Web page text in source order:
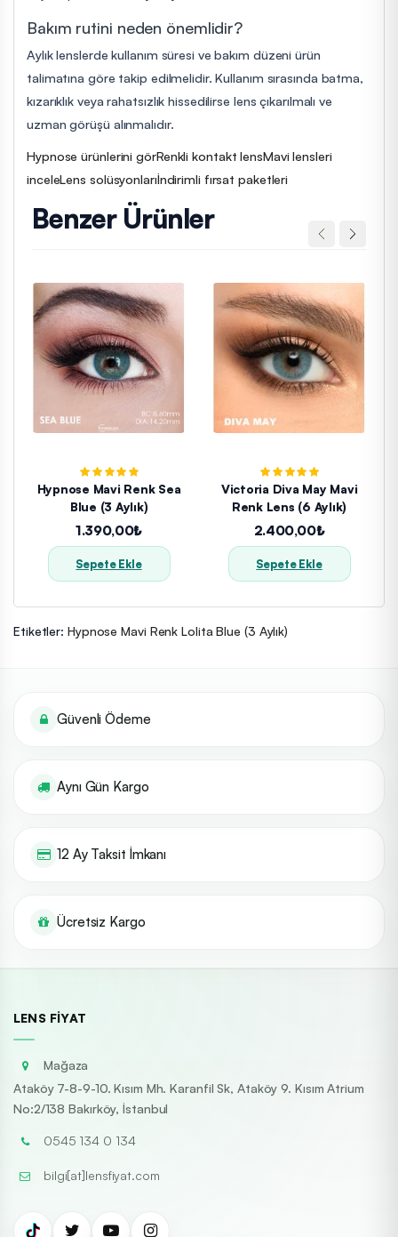
Bakım rutini neden önemlidir?
Aylık lenslerde kullanım süresi ve bakım düzeni ürün
talimatına göre takip edilmelidir. Kullanım sırasında batma,
kızarıklık veya rahatsızlık hissedilirse lens çıkarılmalı ve
uzman görüşü alınmalıdır.
Hypnose ürünlerini görRenkli kontakt lensMavi lensleri
inceleLens solüsyonlarıİndirimli fırsat paketleri
Benzer Ürünler
Hypnose Mavi Renk Sea
Blue (3 Aylık)
1.390,00₺
Sepete Ekle
Victoria Diva May Mavi
Renk Lens (6 Aylık)
2.400,00₺
Sepete Ekle
Etiketler: Hypnose Mavi Renk Lolita Blue (3 Aylık)
Güvenli Ödeme
Aynı Gün Kargo
12 Ay Taksit İmkanı
Ücretsiz Kargo
LENS FIYAT
Mağaza
Ataköy 7-8-9-10. Kısım Mh. Karanfil Sk, Ataköy 9. Kısım Atrium
No:2/138 Bakırköy, İstanbul
0545 134 0 134
bilgi[at]lensfiyat.com